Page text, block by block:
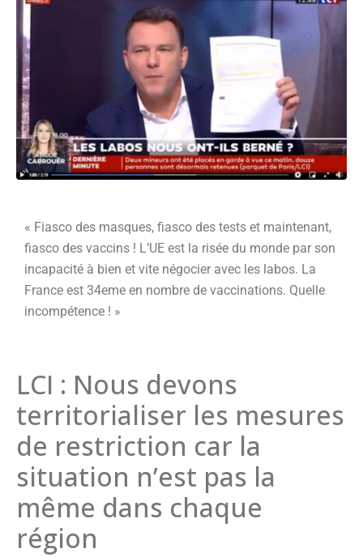
« Fiasco des masques, fiasco des tests et maintenant,
fiasco des vaccins ! L’UE est la risée du monde par son
incapacité à bien et vite négocier avec les labos. La
France est 34eme en nombre de vaccinations. Quelle
incompétence ! »
LCI : Nous devons
territorialiser les mesures
de restriction car la
situation n’est pas la
même dans chaque
région